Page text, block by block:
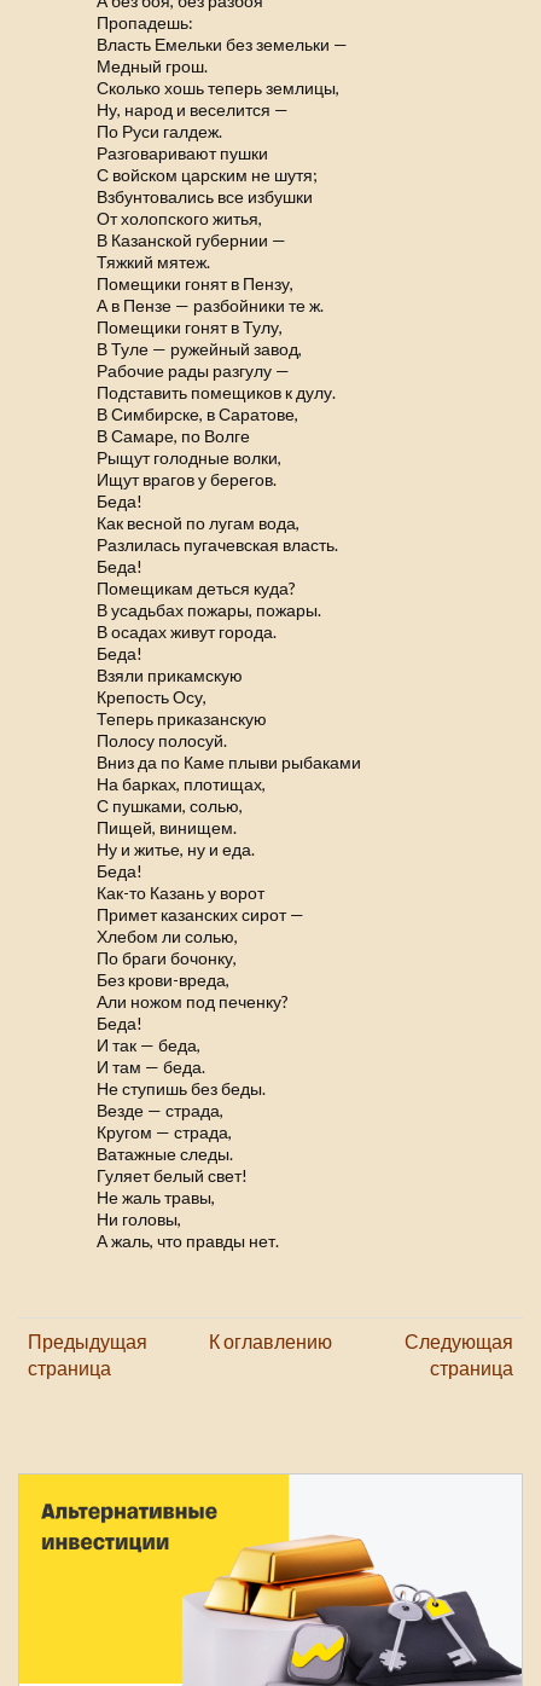
Пропадешь:
Власть Емельки без земельки —
Медный грош.
Сколько хошь теперь землицы,
Ну, народ и веселится —
По Руси галдеж.
Разговаривают пушки
С войском царским не шутя;
Взбунтовались все избушки
От холопского житья,
В Казанской губернии —
Тяжкий мятеж.
Помещики гонят в Пензу,
А в Пензе — разбойники те ж.
Помещики гонят в Тулу,
В Туле — ружейный завод,
Рабочие рады разгулу —
Подставить помещиков к дулу.
В Симбирске, в Саратове,
В Самаре, по Волге
Рыщут голодные волки,
Ищут врагов у берегов.
Беда!
Как весной по лугам вода,
Разлилась пугачевская власть.
Беда!
Помещикам деться куда?
В усадьбах пожары, пожары.
В осадах живут города.
Беда!
Взяли прикамскую
Крепость Осу,
Теперь приказанскую
Полосу полосуй.
Вниз да по Каме плыви рыбаками
На барках, плотищах,
С пушками, солью,
Пищей, винищем.
Ну и житье, ну и еда.
Беда!
Как-то Казань у ворот
Примет казанских сирот —
Хлебом ли солью,
По браги бочонку,
Без крови-вреда,
Али ножом под печенку?
Беда!
И так — беда,
И там — беда.
Не ступишь без беды.
Везде — страда,
Кругом — страда,
Ватажные следы.
Гуляет белый свет!
Не жаль травы,
Ни головы,
А жаль, что правды нет.
Предыдущая
страница
К оглавлению
Следующая
страница